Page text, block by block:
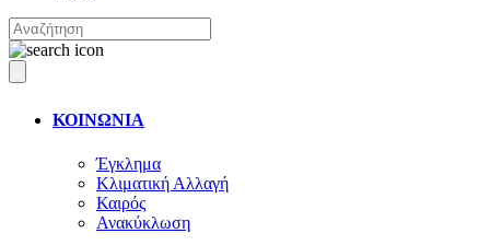
ΚΟΙΝΩΝΙΑ
Έγκλημα
Κλιματική Αλλαγή
Καιρός
Ανακύκλωση